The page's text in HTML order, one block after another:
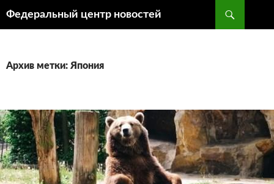
Федеральный центр новостей
Архив метки: Япония